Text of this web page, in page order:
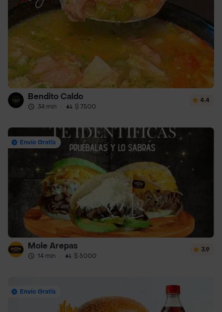
Bendito Caldo
34 min · $ 7500
4.4
Envío Gratis
Mole Arepas
14 min · $ 5000
3.9
Envío Gratis